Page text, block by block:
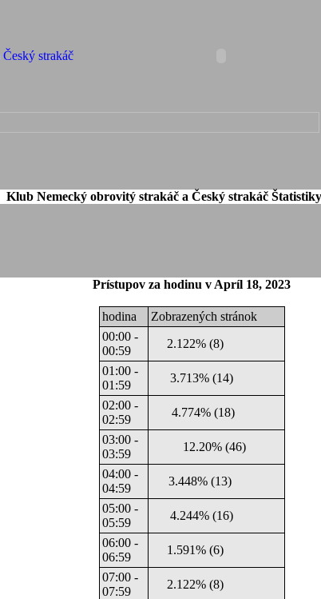
Klub Nemecký obrovitý strakáč a Český strakáč
Prístupov za hodinu v Apríl 18, 2023
hodina
Zobrazených stránok
00:00 -
00:59
2.122% (8)
01:00 -
01:59
3.713% (14)
02:00 -
02:59
4.774% (18)
03:00 -
03:59
12.20% (46)
04:00 -
04:59
3.448% (13)
05:00 -
05:59
4.244% (16)
06:00 -
06:59
1.591% (6)
07:00 -
07:59
2.122% (8)